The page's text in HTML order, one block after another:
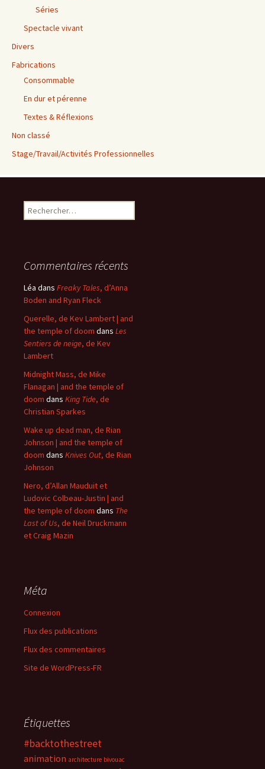
Séries
Spectacle vivant
Divers
Fabrications
Consommable
En dur et pérenne
Textes & Réflexions
Non classé
Stage/Travail/Activités Professionnelles
Rechercher :
Commentaires récents
Léa dans Freaky Tales, d’Anna
Boden and Ryan Fleck
Querelle, de Kev Lambert | and
the temple of doom dans Les
Sentiers de neige, de Kev
Lambert
Midnight Mass, de Mike
Flanagan | and the temple of
doom dans King Tide, de
Christian Sparkes
Wake up dead man, de Rian
Johnson | and the temple of
doom dans Knives Out, de Rian
Johnson
Nero, d’Allan Mauduit et
Ludovic Colbeau-Justin | and
the temple of doom dans The
Last of Us, de Neil Druckmann
et Craig Mazin
Méta
Connexion
Flux des publications
Flux des commentaires
Site de WordPress-FR
Étiquettes
#backtothestreet
animation architecture bivouac